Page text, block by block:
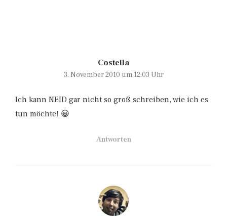
Costella
3. November 2010 um 12:03 Uhr
Ich kann NEID gar nicht so groß schreiben, wie ich es
tun möchte! 😀
Antworten